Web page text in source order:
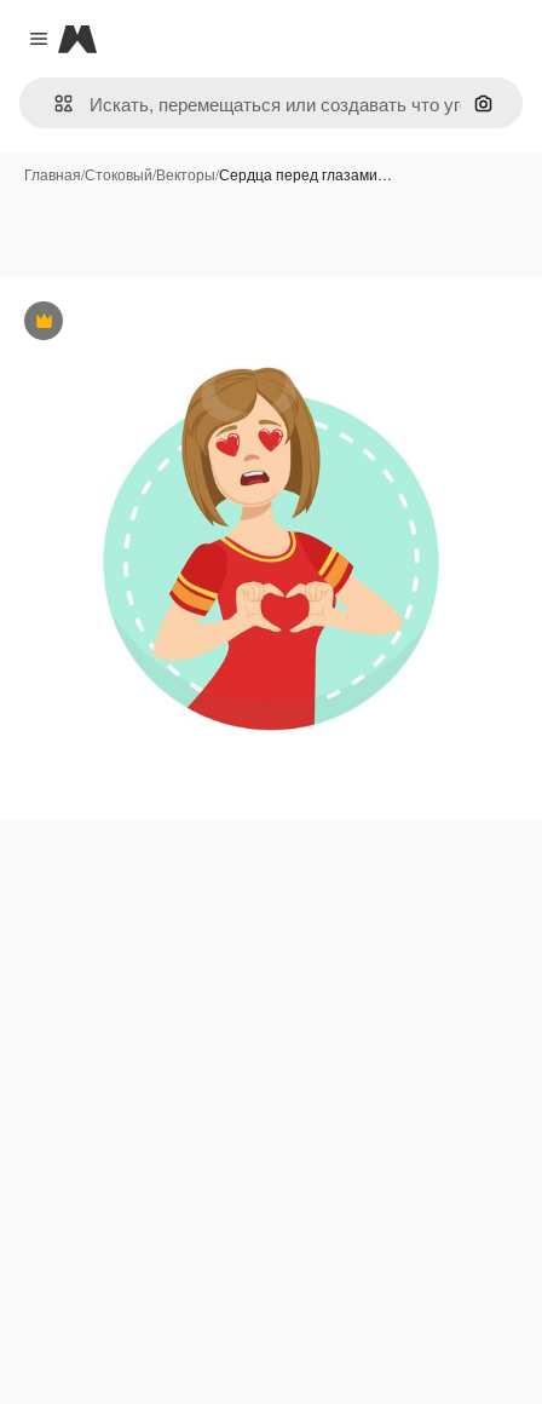
Close menu
Magnific
Поиск
Главная/Стоковый/Векторы/Сердца перед глазами…
Премиум